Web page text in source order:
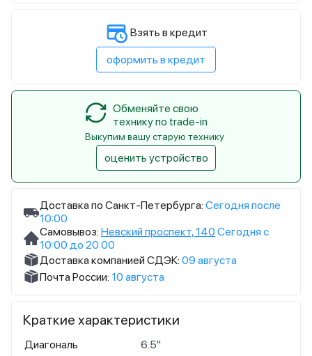
Доставка по Санкт-Петербурга: Сегодня после
10:00
Самовывоз: Невский проспект, 140 Сегодня с
10:00 до 20:00
Доставка компанией СДЭК: 09 августа
Почта России: 10 августа
Краткие характеристики
Диагональ
6.5"
Взять в кредит
оформить в кредит
Обменяйте свою
технику по trade-in
Выкупим вашу старую технику
оценить устройство